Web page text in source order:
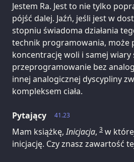
Jestem Ra. Jest to nie tylko
pójść dalej. Jaźń, jeśli jest w
stopniu świadoma działania
technik programowania, może
koncentrację woli i samej
przeprogramowanie bez
innej analogicznej dyscypliny
kompleksem ciała.
41.23
Pytający
Mam książkę,Inicjacja, 3 w
inicjację. Czy znasz zawartość